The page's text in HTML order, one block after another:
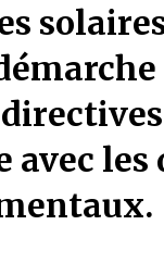
avec